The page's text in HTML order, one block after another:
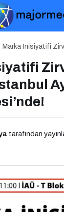
Marka İnisiyatifi
tarafından
Yönetimi